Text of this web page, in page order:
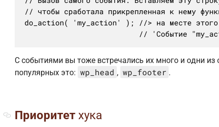
// чтобы сработала прикрепленная к нему
do_action( 'my_action' ); //> на месте этого
// 'Событие
С событиями вы тоже встречались их много и одни из
популярных это: wp_head , wp_footer .
Приоритет хука